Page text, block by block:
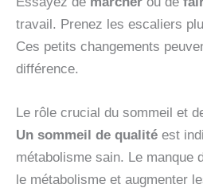
travail. Prenez les escaliers
Ces petits changements
différence.
Le rôle crucial du sommeil et
Un sommeil de qualité est
métabolisme sain. Le manque
le métabolisme et augmenter